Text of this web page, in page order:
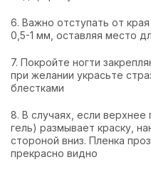
6. Важно отступать от
0,5-1 мм, оставляя место
7. Покройте ногти
при желании украсьте
блестками
8. В случаях, если верхнее
гель) размывает краску,
стороной вниз. Пленка
прекрасно видно